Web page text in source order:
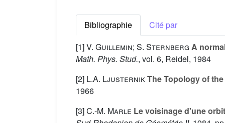
Bibliographie
Cité par
[1]V. Guillemin; S. Sternberg A
Math. Phys. Stud., vol. 6, Reidel, 1984
[2] L.A. LjusternikThe Topology of
1966
[3]C.-M. Marle Le voisinage d'une